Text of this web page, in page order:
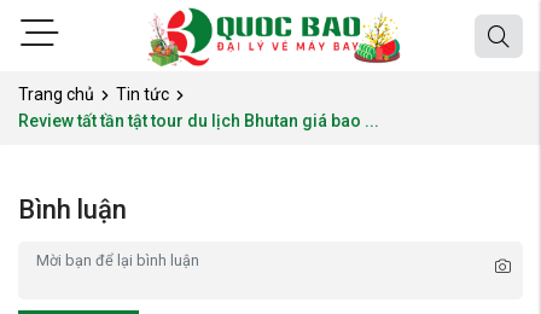
Trang chủ
Tin tức
Review tất tần tật tour du lịch Bhutan giá bao ...
Bình luận